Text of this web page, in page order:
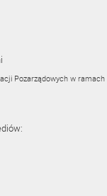
Pozarządowych w ramach